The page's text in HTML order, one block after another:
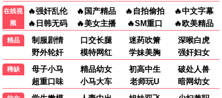
深渊探险 致命布局